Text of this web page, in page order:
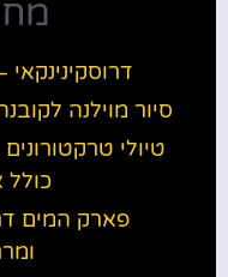
סיור מוילנה
טיולי
כולל
פארק המים